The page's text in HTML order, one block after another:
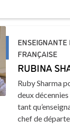
FRANÇAISE
RUBINA
Ruby Sharma
deux décennies
tant
chef de